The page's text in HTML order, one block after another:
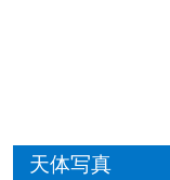
天体写真